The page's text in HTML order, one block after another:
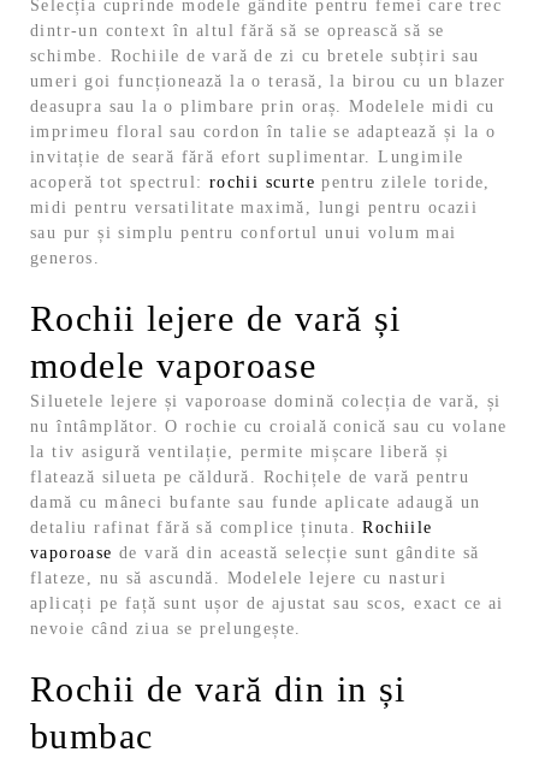
Selecția cuprinde modele gândite pentru femei care trec
dintr-un context în altul fără să se oprească să se
schimbe. Rochiile de vară de zi cu bretele subțiri sau
umeri goi funcționează la o terasă, la birou cu un blazer
deasupra sau la o plimbare prin oraș. Modelele midi cu
imprimeu floral sau cordon în talie se adaptează și la o
invitație de seară fără efort suplimentar. Lungimile
acoperă tot spectrul: rochii scurte pentru zilele toride,
midi pentru versatilitate maximă, lungi pentru ocazii
sau pur și simplu pentru confortul unui volum mai
generos.
Rochii lejere de vară și
modele vaporoase
Siluetele lejere și vaporoase domină colecția de vară, și
nu întâmplător. O rochie cu croială conică sau cu volane
la tiv asigură ventilație, permite mișcare liberă și
flatează silueta pe căldură. Rochițele de vară pentru
damă cu mâneci bufante sau funde aplicate adaugă un
detaliu rafinat fără să complice ținuta. Rochiile
vaporoase de vară din această selecție sunt gândite să
flateze, nu să ascundă. Modelele lejere cu nasturi
aplicați pe față sunt ușor de ajustat sau scos, exact ce ai
nevoie când ziua se prelungește.
Rochii de vară din in și
bumbac